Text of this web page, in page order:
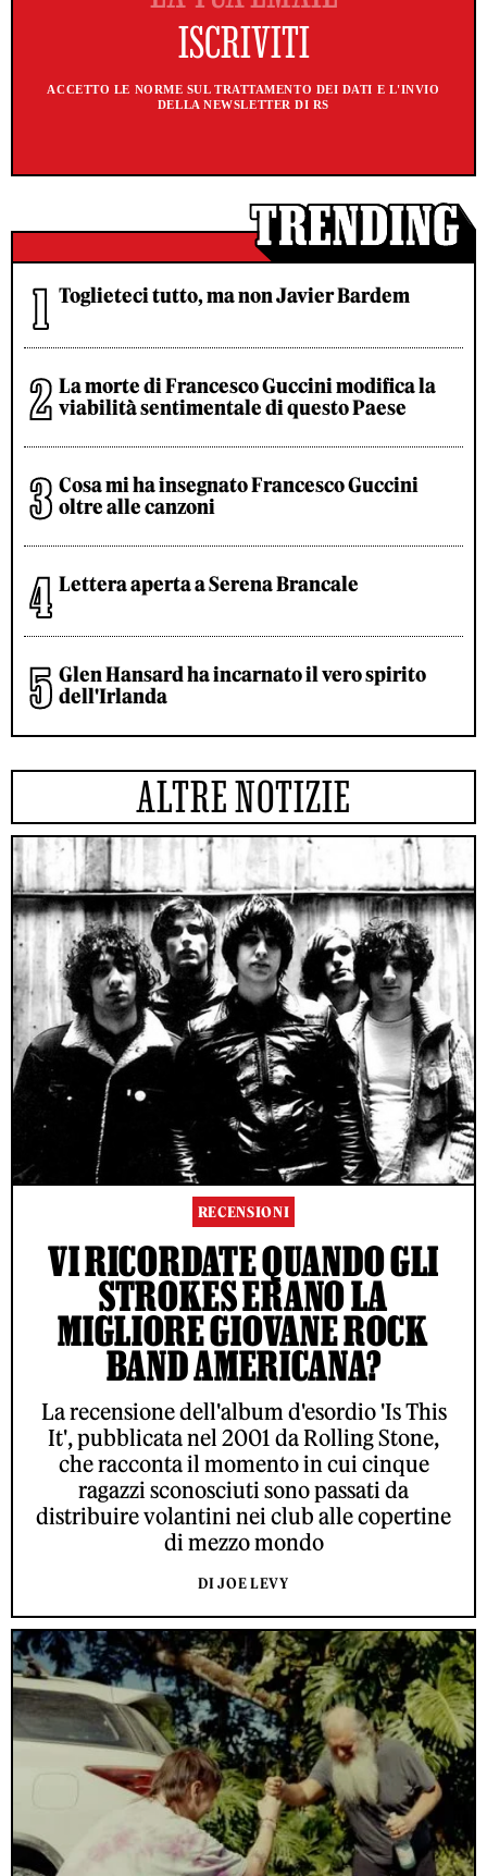
ACCETTO LE NORME SUL TRATTAMENTO DEI DATI E L'INVIO
DELLA NEWSLETTER DI RS
Toglieteci tutto, ma non Javier Bardem
La morte di Francesco Guccini modifica la
viabilità sentimentale di questo Paese
Cosa mi ha insegnato Francesco Guccini
oltre alle canzoni
Lettera aperta a Serena Brancale
Glen Hansard ha incarnato il vero spirito
dell'Irlanda
ALTRE NOTIZIE
RECENSIONI
VI RICORDATE QUANDO GLI
STROKES ERANO LA
MIGLIORE GIOVANE ROCK
BAND AMERICANA?
La recensione dell'album d'esordio 'Is This
It', pubblicata nel 2001 da Rolling Stone,
che racconta il momento in cui cinque
ragazzi sconosciuti sono passati da
distribuire volantini nei club alle copertine
di mezzo mondo
DI JOE LEVY